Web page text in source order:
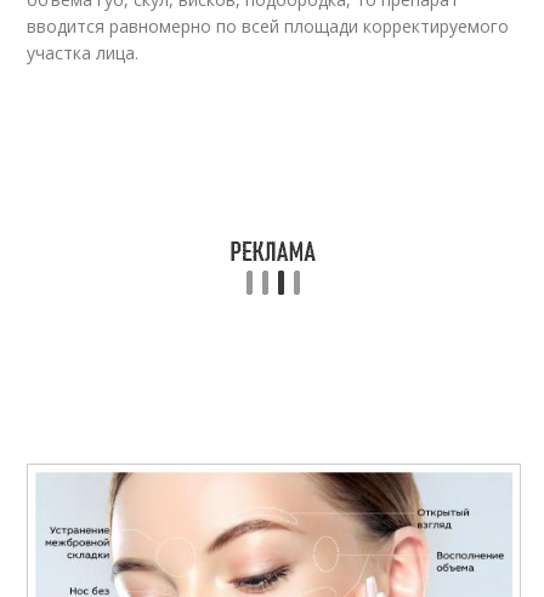
вводится равномерно по всей площади корректируемого
участка лица.